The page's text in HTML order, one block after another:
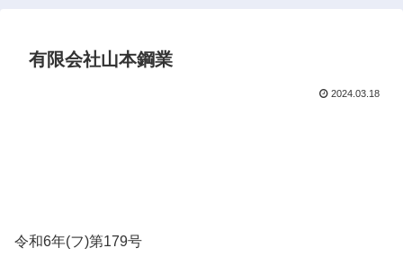
有限会社山本鋼業
2024.03.18
令和6年(フ)第179号